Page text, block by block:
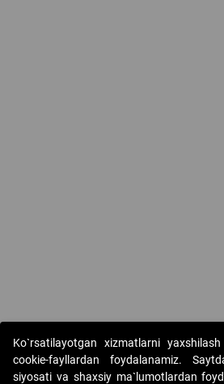
Ko`rsatilayotgan xizmatlarni
cookie-fayllardan foydalanamiz.
siyosati va shaxsiy ma`lumotlardan